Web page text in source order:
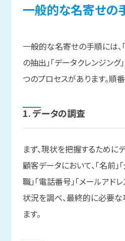
一般的な名寄せの
一般的な名寄せの手順には、
の抽出」「データクレンジング
つのプロセスがあります。順
1. データの調査
まず、現状を把握するために
顧客データにおいて、「名前」
職」「電話番号」「メールアド
状況を調べ、最終的に必要
ます。